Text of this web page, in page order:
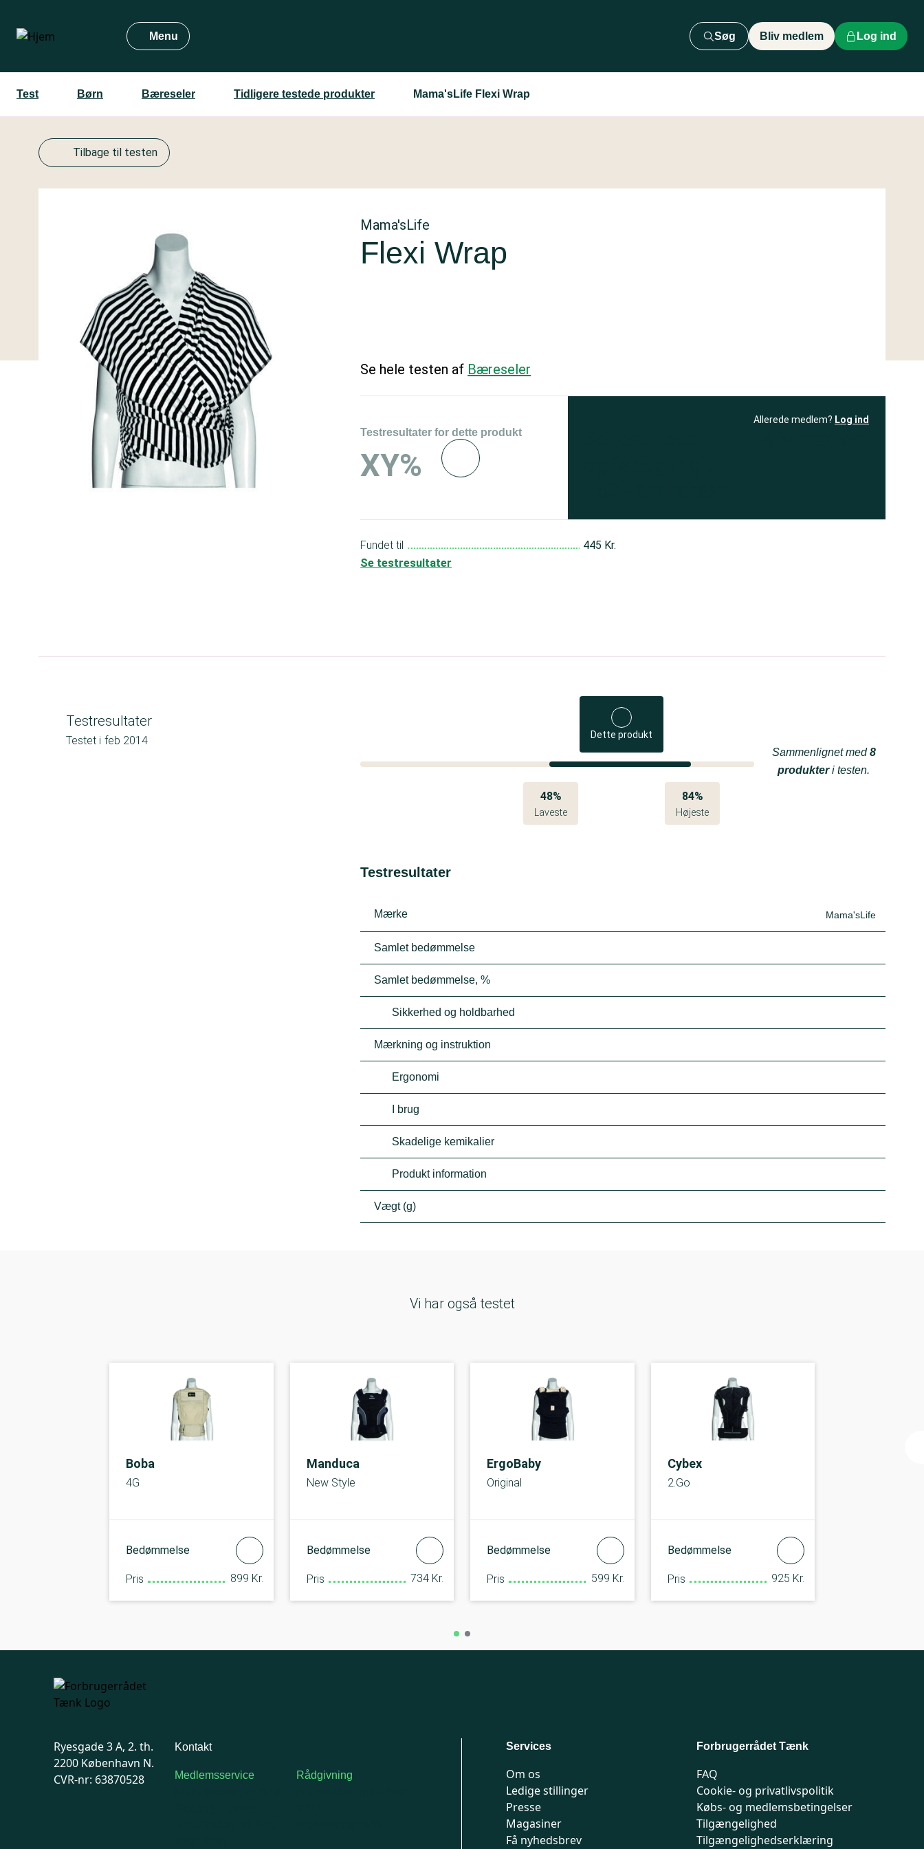
hovedindhold
Menu Søg Bliv medlem Log ind
Test Børn Bæreseler Tidligere testede produkter Mama'sLife Flexi Wrap
Tilbage til testen
Mama'sLife
Flexi Wrap
Se hele testen af Bæreseler
Testresultater for dette produkt
XY%
Allerede medlem? Log ind
Fundet til
445 Kr.
Se testresultater
Testresultater
Testet i feb 2014 Dette produkt
48%
Laveste
84%
Højeste
Sammenlignet med8
produkteri testen.
Testresultater
Mærke Mama'sLife
Samlet bedømmelse
Samlet bedømmelse, %
Sikkerhed og holdbarhed
Mærkning og instruktion
Ergonomi
I brug
Skadelige kemikalier
Produkt information
Vægt (g)
Vi har også testet
Boba
4G
Bedømmelse
Pris 899 Kr.
Manduca
New Style
Bedømmelse
Pris 734 Kr.
ErgoBaby
Original
Bedømmelse
Pris 599 Kr.
Cybex
2.Go
Bedømmelse
Pris 925 Kr.
Ryesgade 3 A, 2. th.
2200 København N.
CVR-nr: 63870528
Kontakt
Medlemsservice Rådgivning
Services
Om os
Ledige stillinger
Presse
Magasiner
Få nyhedsbrev
Forbrugerrådet Tænk
FAQ
Cookie- og privatlivspolitik
Købs- og medlemsbetingelser
Tilgængelighed
Tilgængelighedserklæring